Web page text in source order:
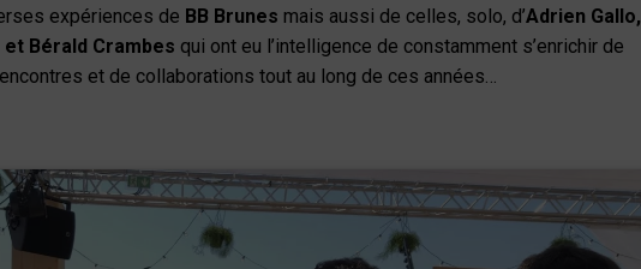
expériences de BB Brunes mais aussi de celles, solo, d’Adrien Gallo,
et Bérald Crambes qui ont eu l’intelligence de constamment s’enrichir de
et de collaborations tout au long de ces années…